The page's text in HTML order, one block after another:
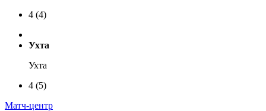
4 (4)
Ухта
Ухта
4 (5)
Матч-центр